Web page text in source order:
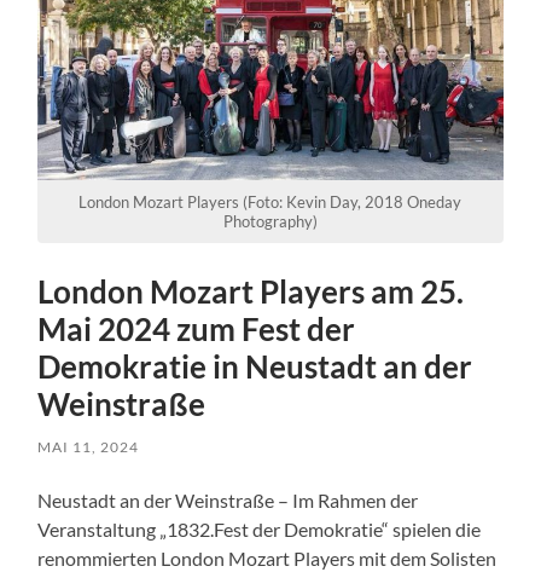
London Mozart Players (Foto: Kevin Day, 2018 Oneday
Photography)
London Mozart Players am 25.
Mai 2024 zum Fest der
Demokratie in Neustadt an der
Weinstraße
MAI 11, 2024
Neustadt an der Weinstraße – Im Rahmen der
Veranstaltung „1832.Fest der Demokratie“ spielen die
renommierten London Mozart Players mit dem Solisten